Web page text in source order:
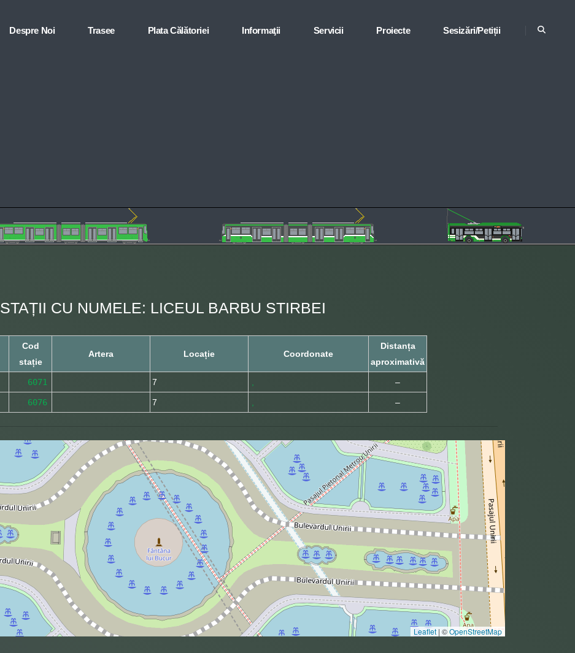
Despre Noi Trasee Plata Călătoriei Informaţii Servicii Proiecte Sesizări/Petiții
STAȚII CU NUMELE: LICEUL BARBU STIRBEI
Cod
stație
Artera Locație Coordonate
Distanța
aproximativă
6071 7 –
6076 7 –
Leaflet | ©OpenStreetMap